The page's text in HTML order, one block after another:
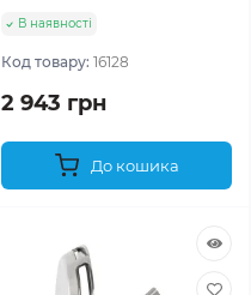
В наявності
Код товару: 16128
2 943 грн
До кошика